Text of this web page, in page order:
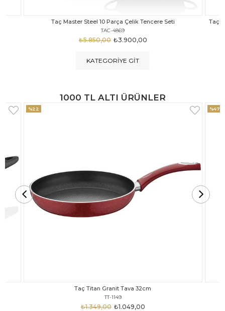
Taç Carabella Döküm Cam Kapak 7 Parça Tencere Seti Siyah
TAC-3817
₺3.250,00
₺4.350,00
KATEGORIYE GIT
1000 TL ALTI ÜRÜNLER
Taç Titan Granit Tava 30cm
TT-1148
₺999,00
₺1.875,00
%47 %18